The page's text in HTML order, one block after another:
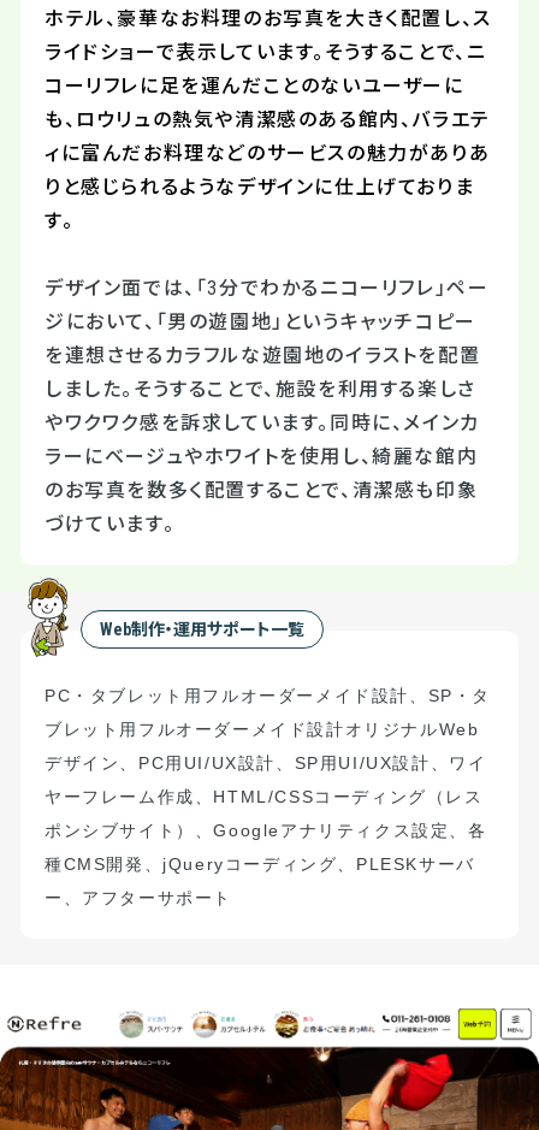
ホテル、豪華なお料理のお写真を大きく配置し、ス
ライドショーで表示しています。そうすることで、ニ
コーリフレに足を運んだことのないユーザーに
も、ロウリュの熱気や清潔感のある館内、バラエテ
ィに富んだお料理などのサービスの魅力がありあ
りと感じられるようなデザインに仕上げておりま
す。
デザイン面では、「3分でわかるニコーリフレ」ペー
ジにおいて、「男の遊園地」というキャッチコピー
を連想させるカラフルな遊園地のイラストを配置
しました。そうすることで、施設を利用する楽しさ
やワクワク感を訴求しています。同時に、メインカ
ラーにベージュやホワイトを使用し、綺麗な館内
のお写真を数多く配置することで、清潔感も印象
づけています。
Web制作・運用サポート一覧
PC ・タブレット用フルオーダーメイド設計 SP ・タ
ブレット用フルオーダーメイド設計オリジナルWeb
デザイン、 PC用 UI/UX設計、 SP 用 UI/UX設計、ワイ
ヤーフレーム作成、 HTML/CSSコーディング（ レス
ポンシブサイト）
、Googleアナリティクス設定、各
種CMS開発、 jQuery コーディング、 PLESKサーバ
ー、アフターサポート